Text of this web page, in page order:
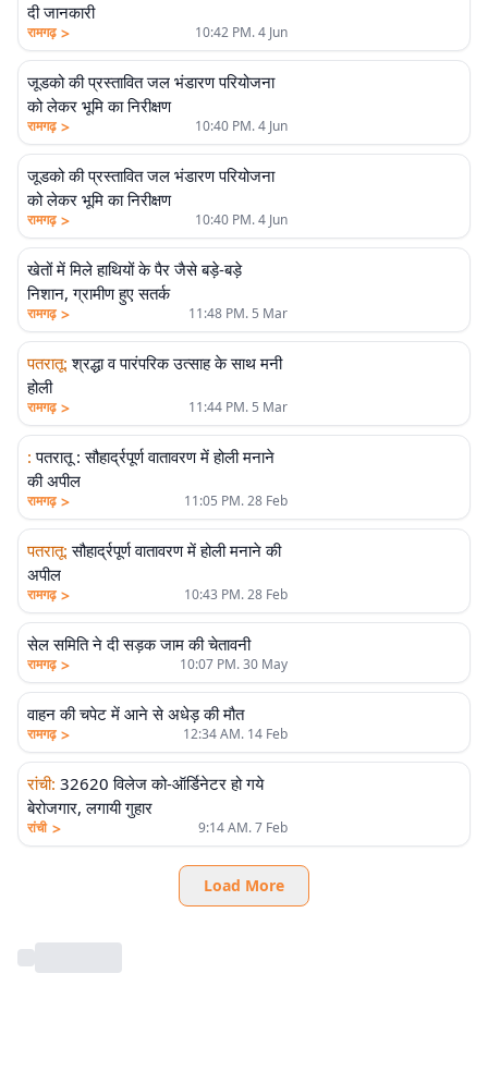
दी जानकारी
रामगढ़ > 10:42 PM. 4 Jun
जूडको की प्रस्तावित जल भंडारण परियोजना
को लेकर भूमि का निरीक्षण
रामगढ़ > 10:40 PM. 4 Jun
जूडको की प्रस्तावित जल भंडारण परियोजना
को लेकर भूमि का निरीक्षण
रामगढ़ > 10:40 PM. 4 Jun
खेतों में मिले हाथियों के पैर जैसे बड़े-बड़े
निशान, ग्रामीण हुए सतर्क
रामगढ़ > 11:48 PM. 5 Mar
पतरातू: श्रद्धा व पारंपरिक उत्साह के साथ मनी
होली
रामगढ़ > 11:44 PM. 5 Mar
: पतरातू : सौहार्द्रपूर्ण वातावरण में होली मनाने
की अपील
रामगढ़ > 11:05 PM. 28 Feb
पतरातू: सौहार्द्रपूर्ण वातावरण में होली मनाने की
अपील
रामगढ़ > 10:43 PM. 28 Feb
सेल समिति ने दी सड़क जाम की चेतावनी
रामगढ़ > 10:07 PM. 30 May
वाहन की चपेट में आने से अधेड़ की मौत
रामगढ़ > 12:34 AM. 14 Feb
रांची: 32620 विलेज को-ऑर्डिनेटर हो गये
बेरोजगार, लगायी गुहार
रांची > 9:14 AM. 7 Feb
Load More